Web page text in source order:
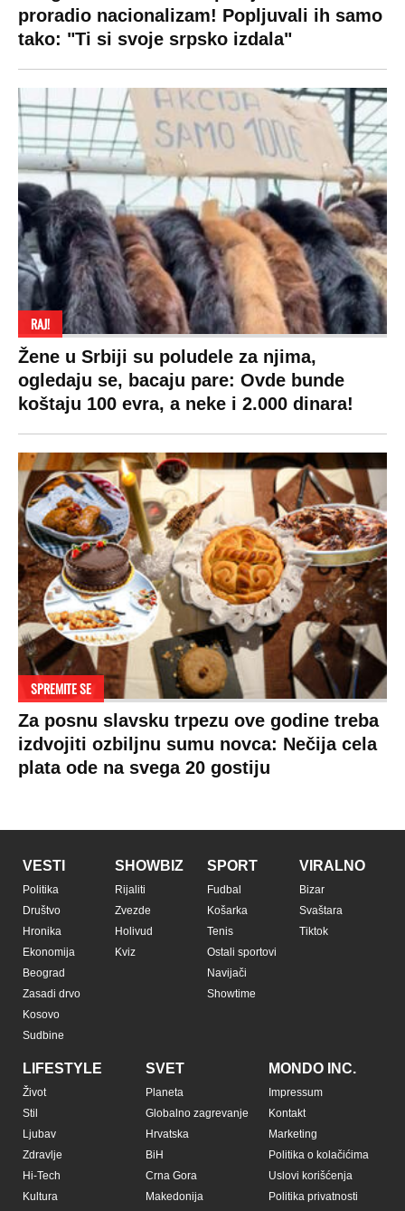
Kosovo
Sudbine
Navijači
Showtime
LIFESTYLE
Stil
Ljubav
Zdravlje
Hi-Tech
Kultura
SVET
Planeta
Globalno zagrevanje
Hrvatska
BiH
Crna Gora
Makedonija
Auto
MONDO INC.
Impressum
Kontakt
Marketing
Politika o kolačićima
Uslovi korišćenja
Politika privatnosti
Privacy policy
Terms of service
Prijatelji sajta
Copyright © Espreso.co.rs 2026. Sva prava zadržana. Mondo inc.